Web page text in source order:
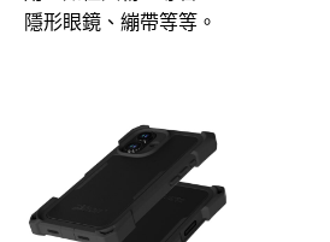
隱形眼鏡、繃帶等等。